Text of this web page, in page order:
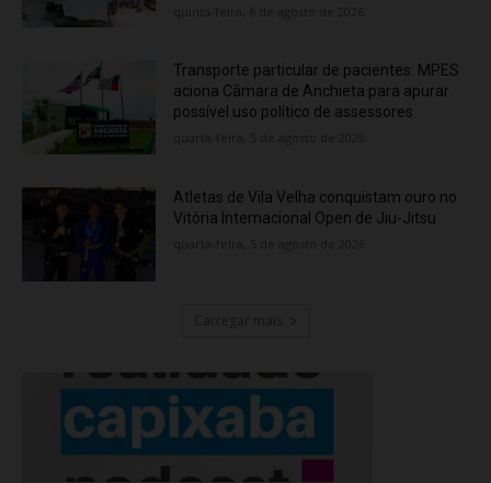
Transporte particular de pacientes: MPES
aciona Câmara de Anchieta para apurar
possível uso político de assessores
Atletas de Vila Velha conquistam ouro no
Vitória Internacional Open de Jiu-Jitsu